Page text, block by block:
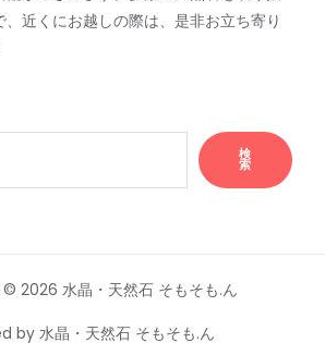
近くにお越しの際は、是非お立ち寄り
検
索
2026 水晶・天然石 そもそも.ん
by 水晶・天然石 そもそも.ん